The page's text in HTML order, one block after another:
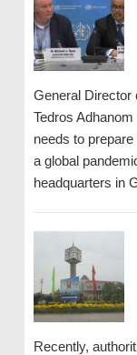
General Director
Tedros
needs to
a global
headquarters in
Recently,